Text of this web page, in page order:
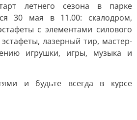
летнего сезона в парке
30 мая в 11.00: скалодром,
с элементами силового
лазерный тир, мастер-
игрушки, игры, музыка и
и будьте всегда в курсе